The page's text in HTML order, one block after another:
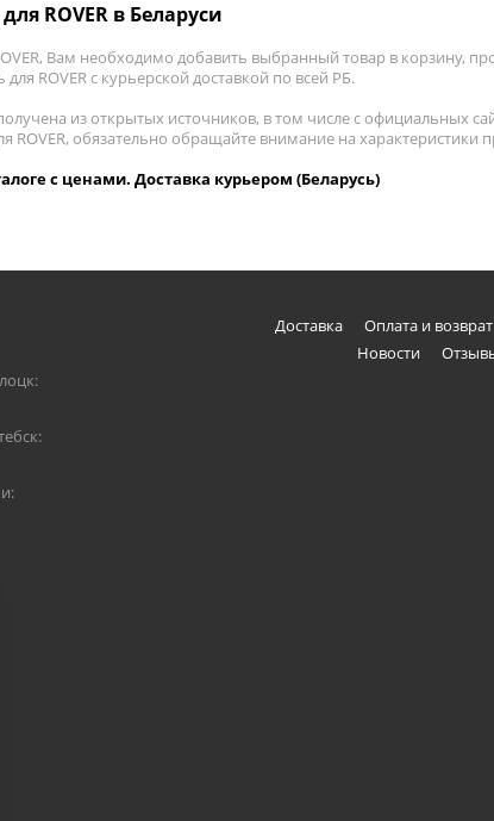
ROVER в Беларуси
Вам необходимо добавить выбранный товар в корзину,
ROVER с курьерской доставкой по всей РБ.
из открытых источников, в том числе с официальных
ROVER, обязательно обращайте внимание на характеристики
с ценами. Доставка курьером (Беларусь)
Доставка Оплата и возврат
Новости